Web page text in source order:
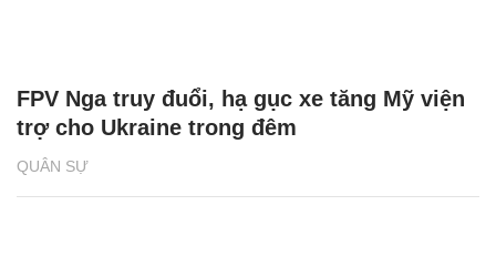
QUÂN SỰ
FPV Nga truy đuổi, hạ gục xe tăng Mỹ viện
trợ cho Ukraine trong đêm